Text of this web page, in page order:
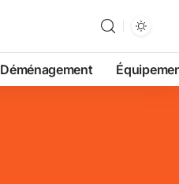
Déménagement